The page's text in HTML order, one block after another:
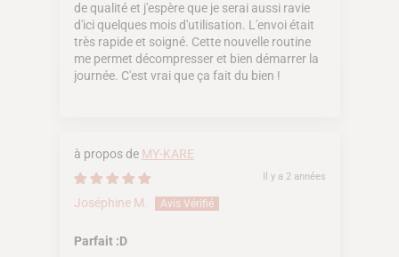
de qualité et j'espère que je serai aussi ravie
d'ici quelques mois d'utilisation. L'envoi était
très rapide et soigné. Cette nouvelle routine
me permet décompresser et bien démarrer la
journée. C'est vrai que ça fait du bien !
MY-KARE
Il y a 2 années
Joséphine M.
Parfait :D